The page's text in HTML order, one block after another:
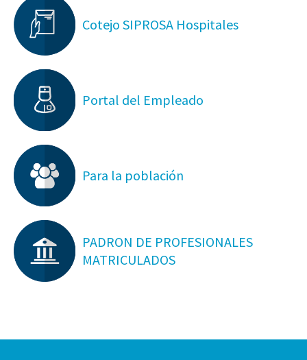
Cotejo SIPROSA Hospitales
Portal del Empleado
Para la población
PADRON DE PROFESIONALES
MATRICULADOS